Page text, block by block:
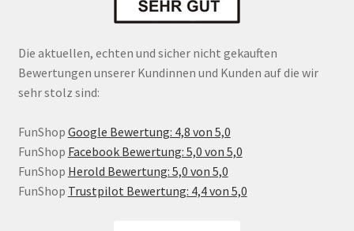
Die aktuellen, echten und sicher nicht gekauften
Bewertungen unserer Kundinnen und Kunden auf die wir
sehr stolz sind:
FunShop Google Bewertung: 4,8 von 5,0
FunShop Facebook Bewertung: 5,0 von 5,0
FunShop Herold Bewertung: 5,0 von 5,0
FunShop Trustpilot Bewertung: 4,4 von 5,0